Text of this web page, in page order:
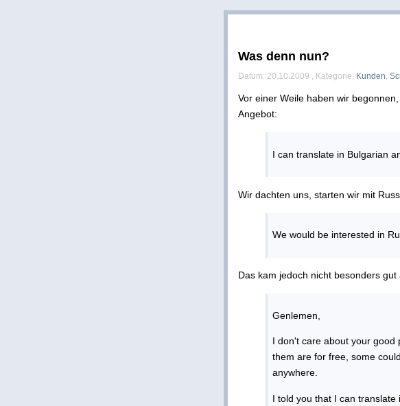
Was denn nun?
Datum: 20.10.2009 , Kategorie: Kunden
Vor einer Weile haben wir begonnen,
Angebot:
I can translate in Bulgarian
Wir dachten uns, starten wir mit
We would be interested in
Das kam jedoch nicht besonders gut
Genlemen,
I don't care about your good
them are for free, some
anywhere.
I told you that I can